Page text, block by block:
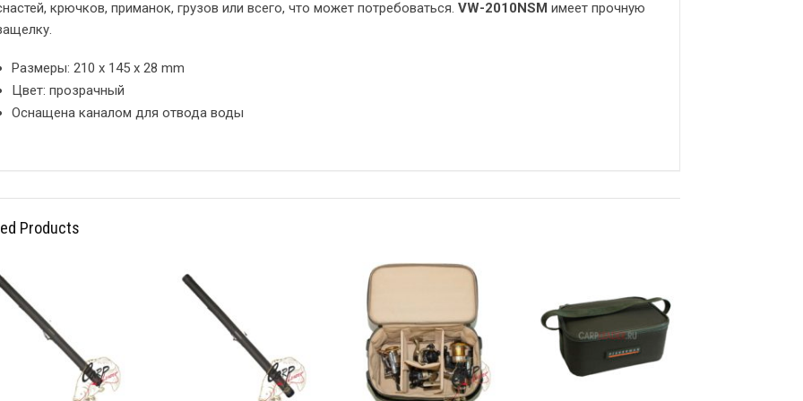
крючков, приманок, грузов или всего, что может потребоваться. VW-2010NSM имеет прочную
Размеры: 210 x 145 x 28 mm
Цвет: прозрачный
Оснащена каналом для отвода воды
Products